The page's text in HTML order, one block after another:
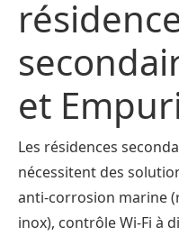
et
Les résidences
nécessitent des
anti-corrosion marine
inox), contrôle Wi-Fi à